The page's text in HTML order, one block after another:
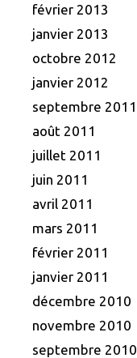
février 2013
janvier 2013
octobre 2012
janvier 2012
septembre 2011
août 2011
juillet 2011
juin 2011
avril 2011
mars 2011
février 2011
janvier 2011
décembre 2010
novembre 2010
septembre 2010